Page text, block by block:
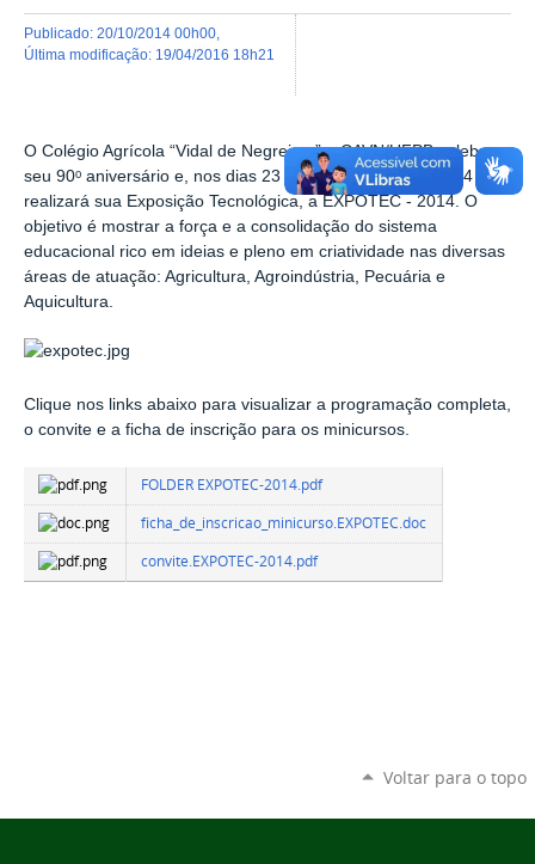
publicado: 20/10/2014 00h00
última modificação: 19/04/2016 18h21
O Colégio Agrícola “Vidal de Negreiros” – CAVN/UFPB celebra o
seu 90ᵒ aniversário e, nos dias 23 e 24 de outubro de 2014
realizará sua Exposição Tecnológica, a EXPOTEC - 2014. O
objetivo é mostrar a força e a consolidação do sistema
educacional rico em ideias e pleno em criatividade nas diversas
áreas de atuação: Agricultura, Agroindústria, Pecuária e
Aquicultura.
Clique nos links abaixo para visualizar a programação completa,
o convite e a ficha de inscrição para os minicursos.
FOLDER EXPOTEC-2014.pdf
ficha_de_inscricao_minicurso.EXPOTEC.doc
convite.EXPOTEC-2014.pdf
Voltar para o topo